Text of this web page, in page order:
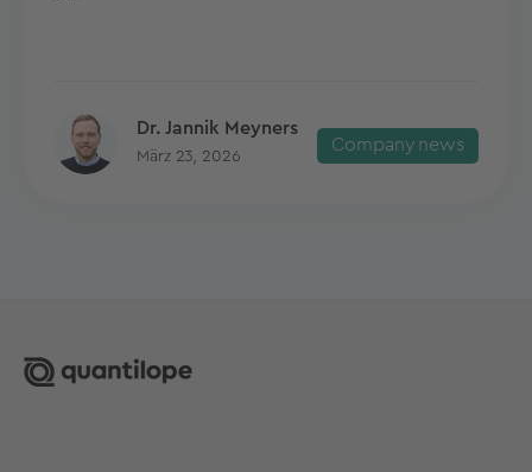
Dr. Jannik Meyners
März 23, 2026
Company news